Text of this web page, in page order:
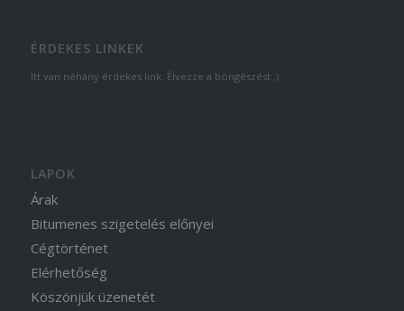
ÉRDEKES LINKEK
Itt van néhány érdekes link. Élvezze a böngészést :)
LAPOK
Árak
Bitumenes szigetelés előnyei
Cégtörténet
Elérhetőség
Köszönjük üzenetét